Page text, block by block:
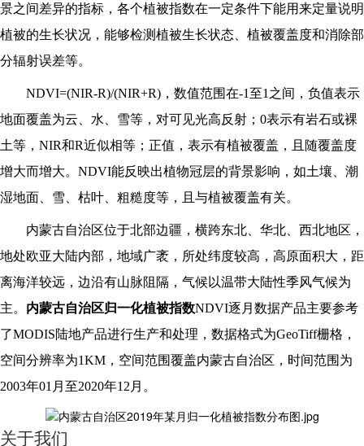
景之间差异的指标，各个植被指数在一定条件下能用来定量说明
植被的生长状况，能够检测植被生长状态、植被覆盖度和消除部
分辐射误差等。
NDVI=(NIR-R)/(NIR+R) ，数值范围在-1至1之间，负值表示
地面覆盖为云、水、雪等，对可见光高反射；0表示有岩石或裸
土等，NIR和R近似相等；正值，表示有植被覆盖，且随覆盖度
增大而增大。NDVI能反映出植物冠层的背景影响，如土壤、潮
湿地面、雪、枯叶、粗糙度等，且与植被覆盖有关。
内蒙古自治区位于北部边疆，横跨东北、华北、西北地区，
地处欧亚大陆内部，地域广袤，所处纬度较高，高原面积大，距
离海洋较远，边沿有山脉阻隔，气候以温带大陆性季风气候为
主。 内蒙古自治区归一化植被指数NDVI逐月数据产品主要参考
了MODIS陆地产品进行生产和处理，数据格式为GeoTiff栅格，
空间分辨率为1KM，空间范围覆盖内蒙古自治区，时间范围为
2003年01月至2020年12月。
关于我们